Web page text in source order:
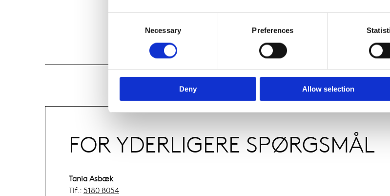
Necessary Preferences
Deny Allow selection
FOR YDERLIGERE SPØRGSMÅL
Tania Asbæk
Tlf.: 5180 8054